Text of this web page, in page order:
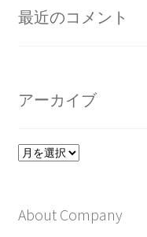
最近のコメント
アーカイブ
ア
ブ
About Company